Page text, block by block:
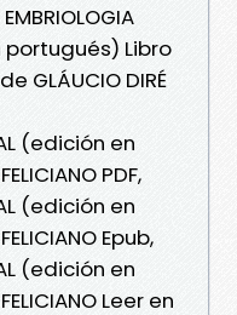
portugués) Libro
GLÁUCIO DIRÉ
(edición en
PDF,
(edición en
Epub,
(edición en
Leer en